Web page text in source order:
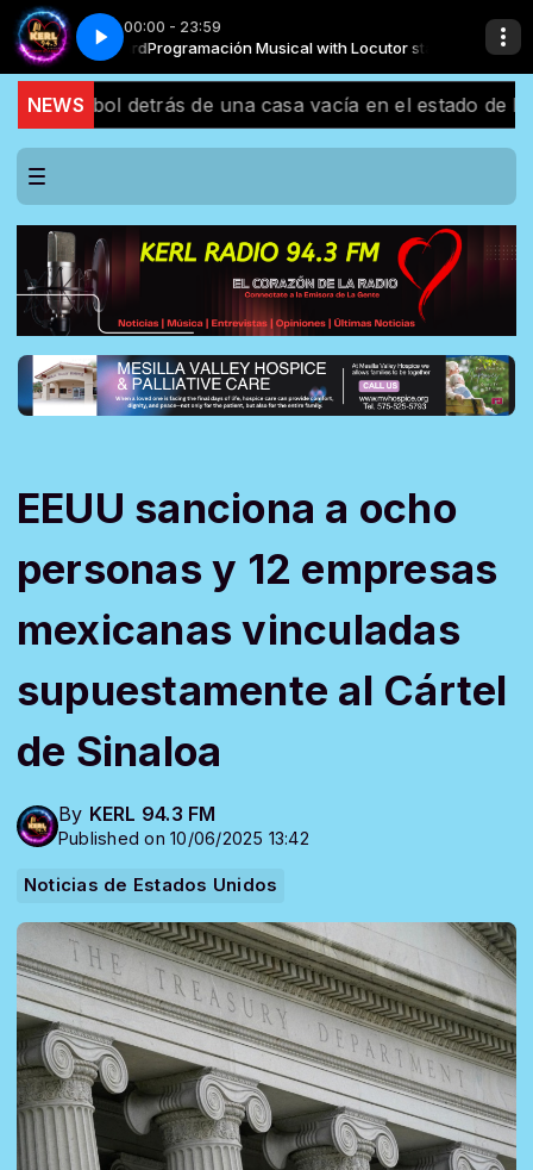
00:00 - 23:59
standard Programación Musical with Locutor standard
Omar Acedo - Solo Contigo
NEWS
detrás de una casa vacía en el estado de
EEUU sanciona a ocho
personas y 12 empresas
mexicanas vinculadas
supuestamente al Cártel
de Sinaloa
By KERL 94.3 FM
Published on 10/06/2025 13:42
Noticias de Estados Unidos